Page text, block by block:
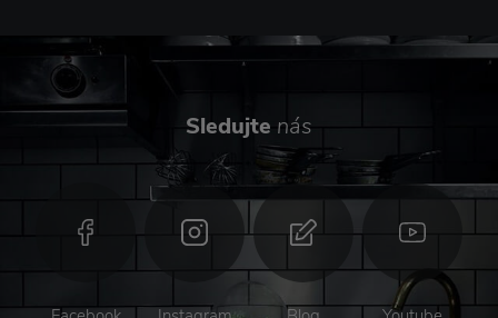
Sledujte nás